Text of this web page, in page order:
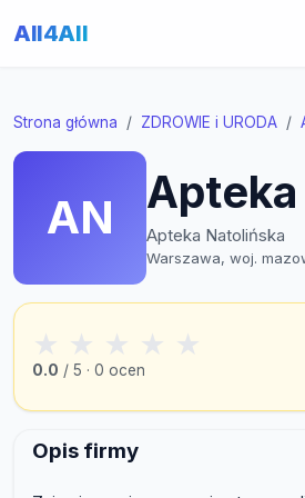
All4All
Strona główna ZDROWIE i URODA
AN Apteka Natolińska
Warszawa, woj.
★ ★ ★ ★ ★
0.0 / 5 · 0 ocen
Opis firmy